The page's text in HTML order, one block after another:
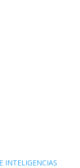
INTELIGENCIAS